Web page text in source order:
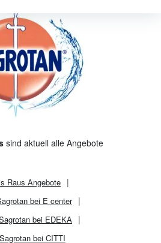
sind aktuell alle Angebote
Raus Angebote
bei E center
bei EDEKA
Sagrotan bei CITTI